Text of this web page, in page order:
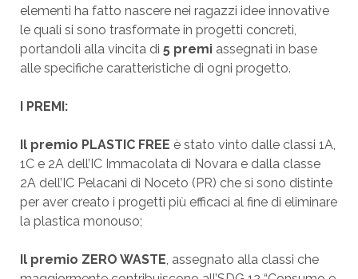
elementi ha fatto nascere nei ragazzi idee innovative
le quali si sono trasformate in progetti concreti,
portandoli alla vincita di 5 premiassegnati in base
alle specifiche caratteristiche di ogni progetto.
I PREMI:
Il premio PLASTIC FREE è stato vinto dalle classi 1A,
1C e 2A dell’IC Immacolata di Novara e dalla classe
2A dell’IC Pelacani di Noceto (PR) che si sono distinte
per aver creato i progetti più efficaci al fine di eliminare
la plastica monouso;
Il premio ZERO WASTE, assegnato alla classi che